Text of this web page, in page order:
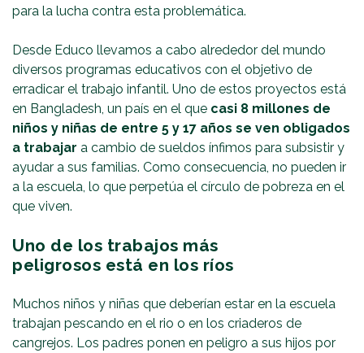
para la lucha contra esta problemática.
Desde Educo llevamos a cabo alrededor del mundo
diversos programas educativos con el objetivo de
erradicar el trabajo infantil. Uno de estos proyectos está
en Bangladesh, un país en el que casi 8 millones de
niños y niñas de entre 5 y 17 años se ven obligados
a trabajar a cambio de sueldos ínfimos para subsistir y
ayudar a sus familias. Como consecuencia, no pueden ir
a la escuela, lo que perpetúa el círculo de pobreza en el
que viven.
Uno de los trabajos más
peligrosos está en los ríos
Muchos niños y niñas que deberían estar en la escuela
trabajan pescando en el rio o en los criaderos de
cangrejos. Los padres ponen en peligro a sus hijos por